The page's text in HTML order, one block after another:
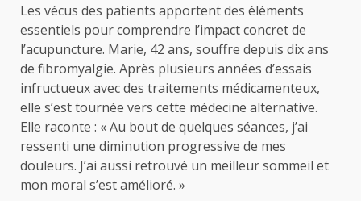
Les vécus des patients apportent des éléments
essentiels pour comprendre l’impact concret de
l’acupuncture. Marie, 42 ans, souffre depuis dix ans
de fibromyalgie. Après plusieurs années d’essais
infructueux avec des traitements médicamenteux,
elle s’est tournée vers cette médecine alternative.
Elle raconte : « Au bout de quelques séances, j’ai
ressenti une diminution progressive de mes
douleurs. J’ai aussi retrouvé un meilleur sommeil et
mon moral s’est amélioré. »